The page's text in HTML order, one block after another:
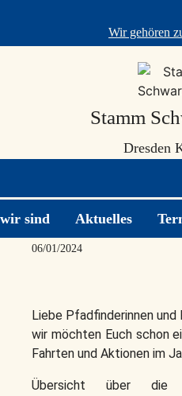
content
Wir gehören
Stamm
Dresden
sind Aktuelles
Jahresüberblick
06/01/2024
Liebe Pfadfinderinnen
wir möchten Euch schon
Fahrten und Aktionen im
Übersicht über